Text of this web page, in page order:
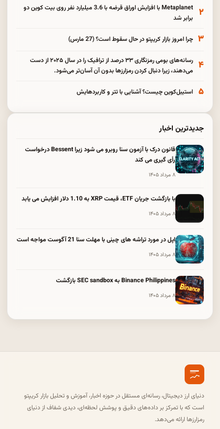
۲
Metaplanet با افزایش اوراق قرضه با 3.6 میلیارد نفر روی بیت کوین دو
برابر شد
۳ چرا امروز بازار کریپتو در حال سقوط است؟ (27 مارس)
۴
رسانه‌های بومی رمزنگاری ۳۳ درصد از ترافیک را در سال ۲۰۲۵ از دست
می‌دهند، زیرا دنبال کردن رمزارزها بدون آن آسان‌تر می‌شود.
۵ استیبل‌کوین چیست؟ آشنایی با تتر و کاربردهایش
جدیدترین اخبار
قانون درک با آزمون سنا روبرو می شود زیرا Bessent درخواست
رأی گیری می کند
۸ مرداد ۱۴۰۵
با بازگشت جریان ETF، قیمت XRP به 1.10 دلار افزایش می یابد
۸ مرداد ۱۴۰۵
اپل در مورد تراشه های چینی با مهلت سنا 21 آگوست مواجه است
۸ مرداد ۱۴۰۵
Binance Philippines به SEC sandbox بازگشت
۸ مرداد ۱۴۰۵
دنیای ارز دیجیتال، رسانه‌ای مستقل در حوزه اخبار، آموزش و تحلیل بازار کریپتو
است که با تمرکز بر داده‌های دقیق و پوشش لحظه‌ای، دیدی شفاف از دنیای
رمزارزها ارائه می‌دهد.